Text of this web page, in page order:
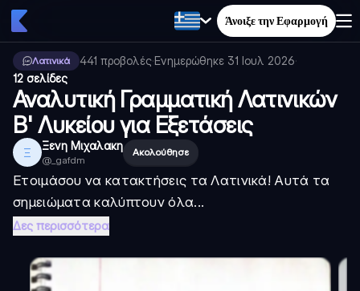
Άνοιξε την Εφαρμογή
Λατινικά 441 προβολές·Ενημερώθηκε 31 Ιουλ 2026·
12 σελίδες
Αναλυτική Γραμματική Λατινικών
Β' Λυκείου για Εξετάσεις
Ξ Ξενη Μιχαλακη
@ _gafdm
Ακολούθησε
Ετοιμάσου να κατακτήσεις τα Λατινικά! Αυτά τα
σημειώματα καλύπτουν όλα...
Δες περισσότερα